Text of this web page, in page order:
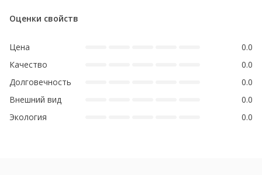
Оценки свойств
Цена
0.0
Качество
0.0
Долговечность
0.0
Внешний вид
0.0
Экология
0.0